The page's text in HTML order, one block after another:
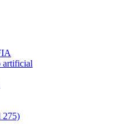
artificial
275)